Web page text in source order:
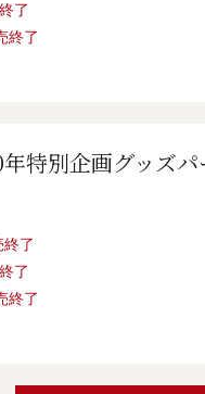
了
終了
特別企画グッズ
了
了
終了